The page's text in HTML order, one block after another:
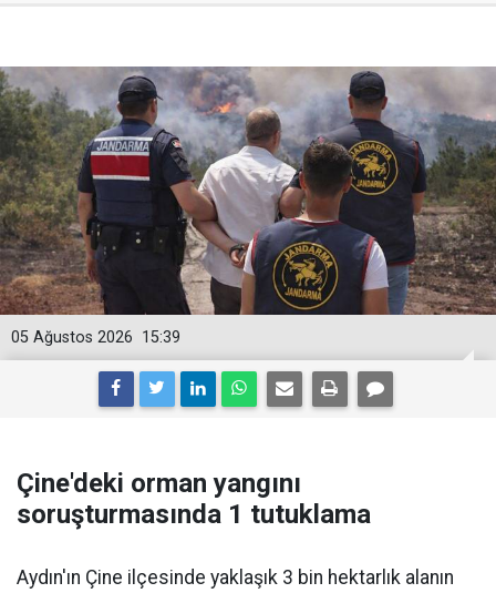
15:39
05 Ağustos 2026
Çine'deki orman yangını
soruşturmasında 1 tutuklama
Aydın'ın Çine ilçesinde yaklaşık 3 bin hektarlık alanın